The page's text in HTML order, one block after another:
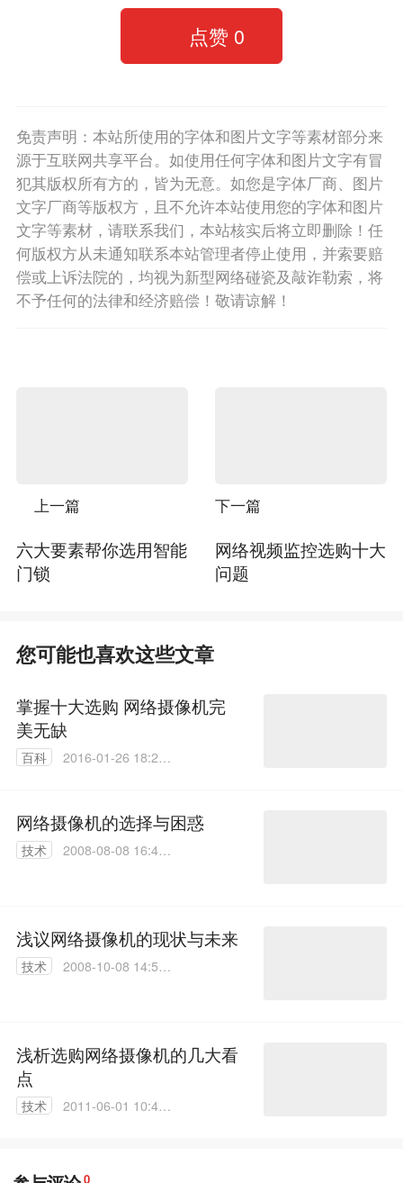
点赞 0
免责声明：本站所使用的字体和图片文字等素材部分来
源于互联网共享平台。如使用任何字体和图片文字有冒
犯其版权所有方的，皆为无意。如您是字体厂商、图片
文字厂商等版权方，且不允许本站使用您的字体和图片
文字等素材，请联系我们，本站核实后将立即删除！任
何版权方从未通知联系本站管理者停止使用，并索要赔
偿或上诉法院的，均视为新型网络碰瓷及敲诈勒索，将
不予任何的法律和经济赔偿！敬请谅解！
上一篇
六大要素帮你选用智能
门锁
下一篇
网络视频监控选购十大
问题
您可能也喜欢这些文章
掌握十大选购 网络摄像机完
美无缺
百科
2016-01-26 18:27:
网络摄像机的选择与困惑
技术
2008-08-08 16:46:
浅议网络摄像机的现状与未来
技术
2008-10-08 14:55:
浅析选购网络摄像机的几大看
点
技术
2011-06-01 10:45:
0